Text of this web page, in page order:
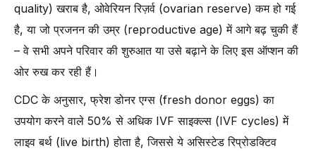
-पोस्ट-एEmbryo ट्रांसफर केयर (Post-Embryo Transfer Care):
प्रेगनेंसी टेस्टिंग और मॉनिटरिंग (Pregnancy Testing and
Monitoring):
- इमोशनल कंसिडरेशन्स (Emotional Considerations):
-लीगल और एथिकल कंसिडरेशन्स (Legal and Ethical
Considerations):
सक्सेस रेट्स और आउटकम्स (Success Rates and Outcomes):
quality) खराब है, ओवेरियन रिज़र्व (ovarian reserve) कम हो गई
है, या जो प्रजनन की उम्र (reproductive age) में आगे बढ़ चुकी हैं
– वे सभी अपने परिवार की शुरुआत या उसे बढ़ाने के लिए इस ऑप्शन की
ओर रुख कर रही हैं।
CDC के अनुसार, फ्रेश डोनर एग्स (fresh donor eggs) का
उपयोग करने वाले 50% से अधिक IVF साइक्ल्स (IVF cycles) में
लाइव बर्थ (live birth) होता है, जिससे ये असिस्टेड रिप्रोडक्टिव